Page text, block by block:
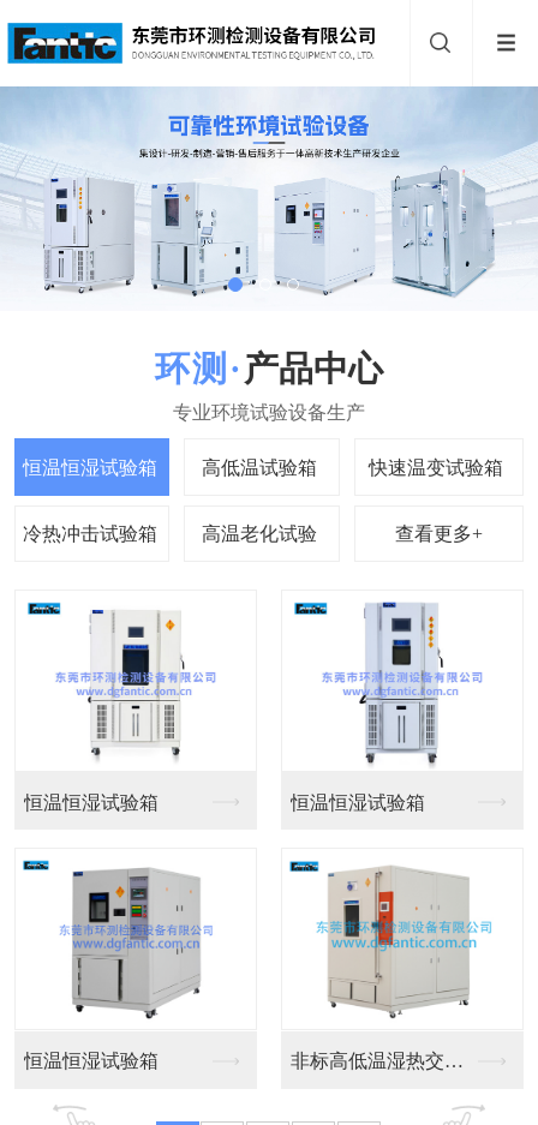
产品中心
查看更多+
冷热冲击试验箱 冷热冲击试验箱
环测· 四大优势
不断超越客户预期，以专注成就卓越